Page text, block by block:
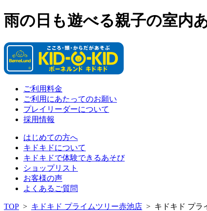
雨の日も遊べる親子の室内
ご利用料金
ご利用にあたってのお願い
プレイリーダーについて
採用情報
はじめての方へ
キドキドについて
キドキドで体験できるあそび
ショップリスト
お客様の声
よくあるご質問
TOP > キドキド プライムツリー赤池店 > キドキド プラ